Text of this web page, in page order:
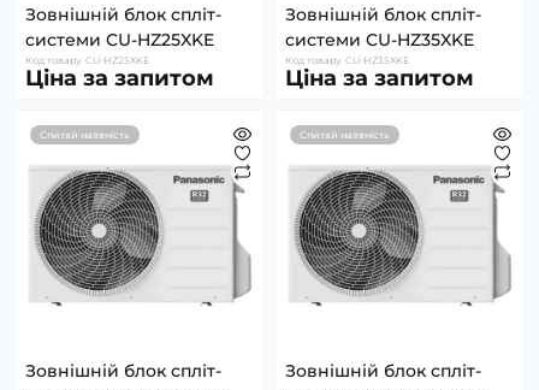
Зовнішній блок спліт-
системи CU-HZ25XKE
Код товару: CU-HZ25XKE
Ціна за запитом
Зовнішній блок спліт-
системи CU-HZ35XKE
Код товару: CU-HZ35XKE
Ціна за запитом
Спитай наявність
Зовнішній блок спліт-
Спитай наявність
Зовнішній блок спліт-